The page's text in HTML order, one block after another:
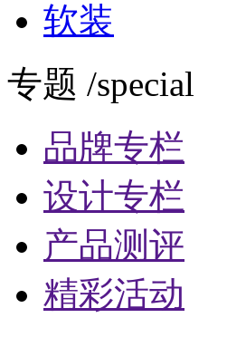
软装
专题 /special
品牌专栏
设计专栏
产品测评
精彩活动